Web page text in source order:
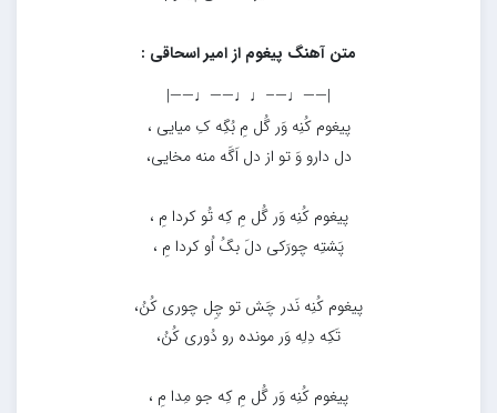
متن آهنگ پیغوم از امیر اسحاقی :
|——♩—–♩♩——♩——|
پیغوم کُنِه وَر گُل مِ بُگِه کِ میایی ،
دل دارو وَ تو از دل اَگَه منه مخایی،
پیغوم کُنِه وَر گُل مِ کِه تُو کردا مِ ،
پَشتِه چورَکی دلَ بگُ اُو کردا مِ ،
پیغوم کُنِه نَدر چَش تو چِل چوری کُنُ،
تَکِه دِلِه وَر مونده رو دُوری کُنُ،
پیغوم کُنِه وَر گُل مِ کِه جو مِدا مِ ،